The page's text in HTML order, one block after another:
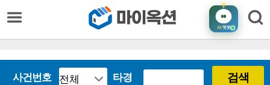
AI챗봇
사건번호 타경 검색